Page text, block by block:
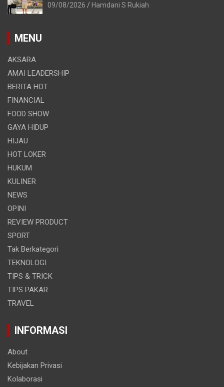
09/08/2026 Hamdani S Rukiah
MENU
AKSARA
AMAI LEADERSHIP
BERITA HOT
FINANCIAL
FOOD SHOW
GAYA HIDUP
HIJAU
HOT LOKER
HUKUM
KULINER
NEWS
OPINI
REVIEW PRODUCT
SPORT
Tak Berkategori
TEKNOLOGI
TIPS & TRICK
TIPS PAKAR
TRAVEL
INFORMASI
About
Kebijakan Privasi
Kolaborasi